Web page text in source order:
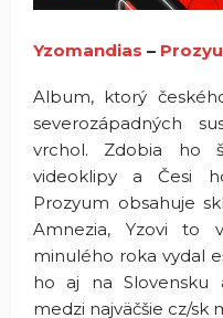
Yzomandias –
Album, ktorý
severozápadných
vrchol. Zdobia ho
videoklipy a Česi
Prozyum obsahuje
Amnezia, Yzovi to
minulého roka vydal
ho aj na Slovensku
medzi najväčšie cz/sk